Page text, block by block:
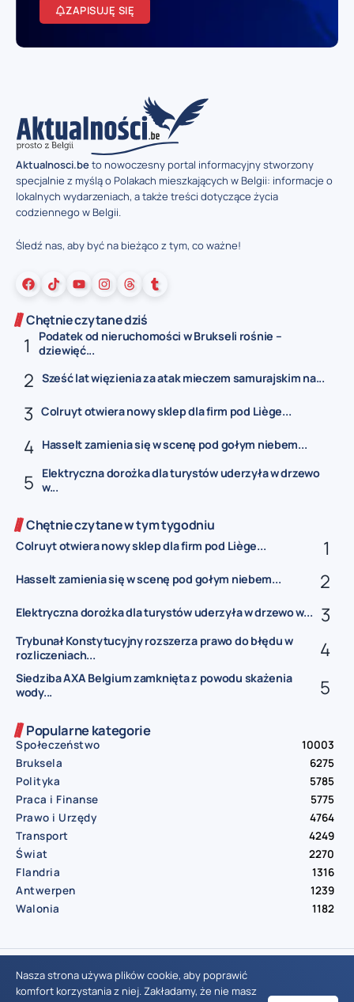
ZAPISUJĘ SIĘ
Aktualnosci.beto nowoczesny portal informacyjny stworzony
specjalnie z myślą o Polakach mieszkających w Belgii: informacje o
lokalnych wydarzeniach, a także treści dotyczące życia
codziennego w Belgii.
Śledź nas, aby być na bieżąco z tym, co ważne!
Chętnie czytane dziś
Podatek od nieruchomości w Brukseli rośnie –
dziewięć...
Sześć lat więzienia za atak mieczem samurajskim na...
Colruyt otwiera nowy sklep dla firm pod Liège...
Hasselt zamienia się w scenę pod gołym niebem...
Elektryczna dorożka dla turystów uderzyła w drzewo
w...
Chętnie czytane w tym tygodniu
Colruyt otwiera nowy sklep dla firm pod Liège...
Hasselt zamienia się w scenę pod gołym niebem...
Elektryczna dorożka dla turystów uderzyła w drzewo w...
Trybunał Konstytucyjny rozszerza prawo do błędu w
rozliczeniach...
Siedziba AXA Belgium zamknięta z powodu skażenia
wody...
Popularne kategorie
Społeczeństwo
10003
Bruksela
6275
Polityka
5785
Praca i Finanse
5775
Prawo i Urzędy
4764
Transport
4249
Świat
2270
Flandria
1316
Antwerpen
1239
Walonia
1182
© Aktualnosci.be – All Right Reserved 2016-2026
Nasza strona używa plików cookie, aby poprawić
komfort korzystania z niej. Zakładamy, że nie masz